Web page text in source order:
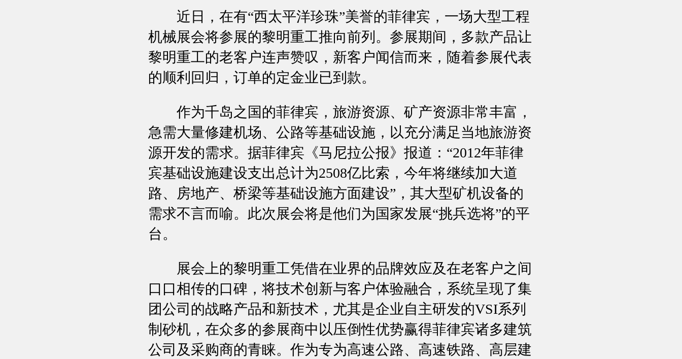
近日，在有“西太平洋珍珠”美誉的菲律宾，一场大型工程
机械展会将参展的黎明重工推向前列。参展期间，多款产品让
黎明重工的老客户连声赞叹，新客户闻信而来，随着参展代表
的顺利回归，订单的定金业已到款。
作为千岛之国的菲律宾，旅游资源、矿产资源非常丰富，
急需大量修建机场、公路等基础设施，以充分满足当地旅游资
源开发的需求。据菲律宾《马尼拉公报》报道：“2012年菲律
宾基础设施建设支出总计为2508亿比索，今年将继续加大道
路、房地产、桥梁等基础设施方面建设”，其大型矿机设备的
需求不言而喻。此次展会将是他们为国家发展“挑兵选将”的平
台。
展会上的黎明重工凭借在业界的品牌效应及在老客户之间
口口相传的口碑，将技术创新与客户体验融合，系统呈现了集
团公司的战略产品和新技术，尤其是企业自主研发的VSI系列
制砂机，在众多的参展商中以压倒性优势赢得菲律宾诸多建筑
公司及采购商的青睐。作为专为高速公路、高速铁路、高层建